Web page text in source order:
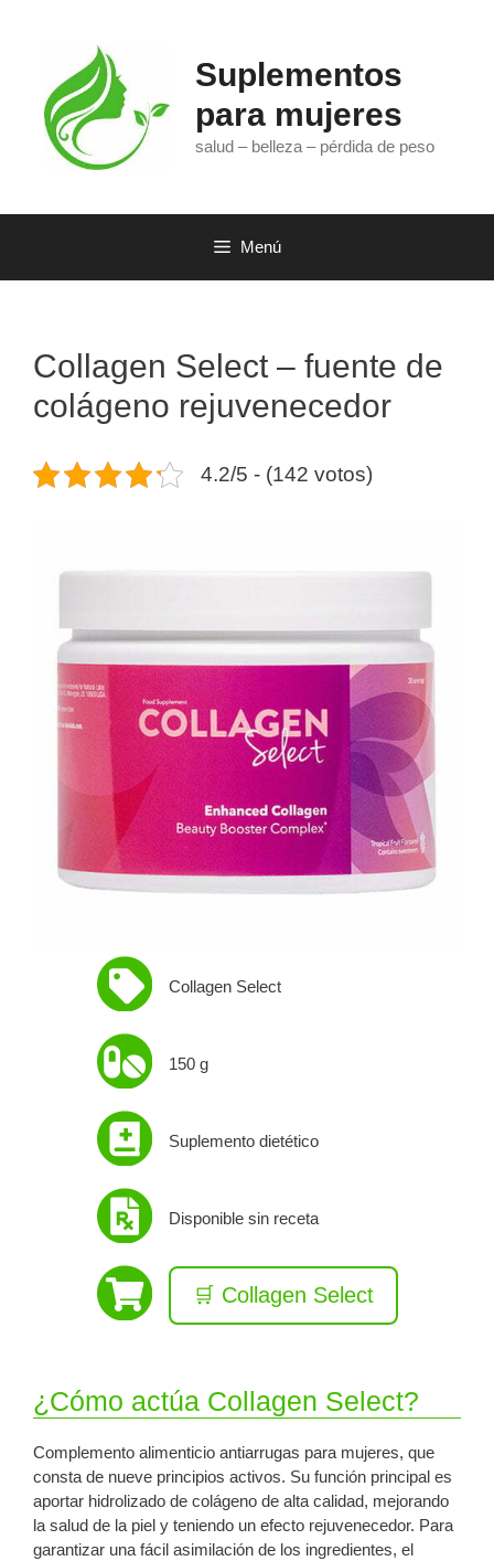
Suplementos
para mujeres
salud – belleza – pérdida de peso
Menú
Collagen Select – fuente de
colágeno rejuvenecedor
4.2/5 - (142 votos)
Collagen Select
150 g
Suplemento dietético
Disponible sin receta
🛒 Collagen Select
¿Cómo actúa Collagen Select?
Complemento alimenticio antiarrugas para mujeres, que
consta de nueve principios activos. Su función principal es
aportar hidrolizado de colágeno de alta calidad, mejorando
la salud de la piel y teniendo un efecto rejuvenecedor. Para
garantizar una fácil asimilación de los ingredientes, el